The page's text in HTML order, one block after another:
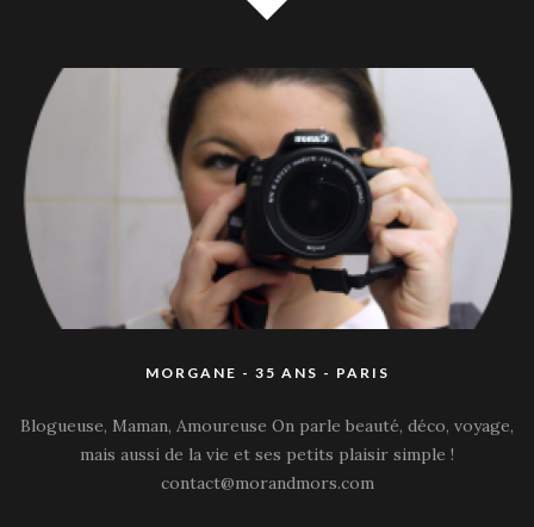
MORGANE - 35 ANS - PARIS
Blogueuse, Maman, Amoureuse On parle beauté, déco, voyage,
mais aussi de la vie et ses petits plaisir simple !
contact@morandmors.com